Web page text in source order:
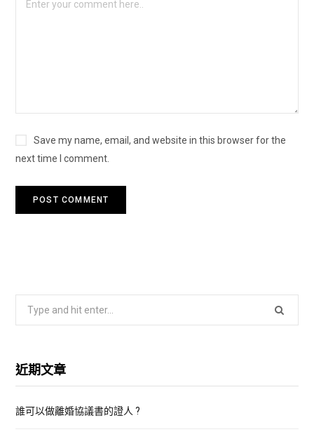
Save my name, email, and website in this browser for the
next time I comment.
c
f
近期文章
誰可以做離婚協議書的證人 ?